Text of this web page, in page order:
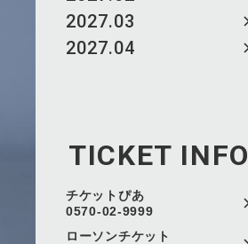
2027.03
2027.04
TICKET INFO
チケットぴあ
0570-02-9999
ローソンチケット